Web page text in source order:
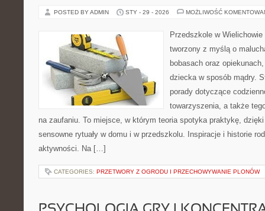
POSTED BY ADMIN STY - 29 - 2026 MOŻLIWOŚĆ
Przedszkole w
tworzony z myślą o
bobasach oraz
dziecka w sposób mądry.
porady dotyczące
towarzyszenia, a także
na zaufaniu. To miejsce, w którym teoria spotyka praktykę, dzięki
sensowne rytuały w domu i w przedszkolu. Inspiracje i historie
aktywności. Na […]
CATEGORIES: PRZETWORY Z OGRODU I PRZECHOWYWANIE PLONÓW